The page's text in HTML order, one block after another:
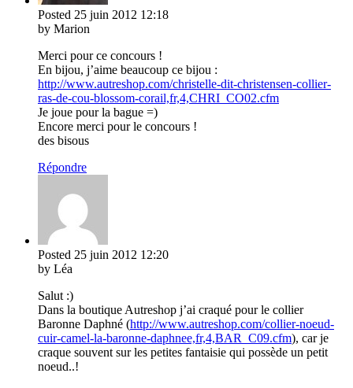
Posted 25 juin 2012 12:18
by Marion
Merci pour ce concours !
En bijou, j’aime beaucoup ce bijou :
http://www.autreshop.com/christelle-dit-christensen-collier-
ras-de-cou-blossom-corail,fr,4,CHRI_CO02.cfm
Je joue pour la bague =)
Encore merci pour le concours !
des bisous
Répondre
Posted 25 juin 2012 12:20
by Léa
Salut :)
Dans la boutique Autreshop j’ai craqué pour le collier
Baronne Daphné (http://www.autreshop.com/collier-noeud-
cuir-camel-la-baronne-daphnee,fr,4,BAR_C09.cfm), car je
craque souvent sur les petites fantaisie qui possède un petit
noeud..!